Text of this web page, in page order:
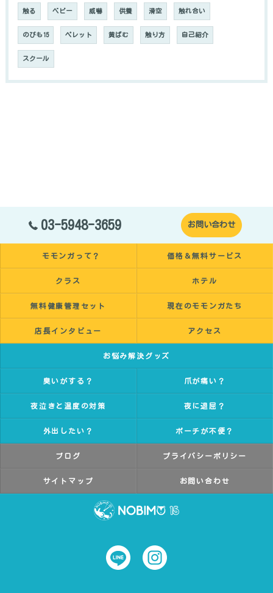
触る ベビー 威嚇 供養 滑空 触れ合い
のびも15 ペレット 黄ばむ 触り方 自己紹介
スクール
03-5948-3659 お問い合わせ
モモンガって？ 価格＆無料サービス
クラス ホテル
無料健康管理セット 現在のモモンガたち
店長インタビュー アクセス
お悩み解決グッズ
臭いがする？ 爪が痛い？
夜泣きと温度の対策 夜に退屈？
外出したい？ ポーチが不便？
ブログ プライバシーポリシー
サイトマップ お問い合わせ